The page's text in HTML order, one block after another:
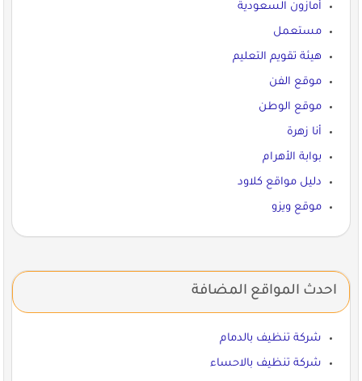
أمازون السعودية
مستعمل
هيئة تقويم التعليم
موقع الفن
موقع الوطن
أنا زهرة
بوابة الأهرام
دليل مواقع كلاود
موقع ويزو
احدث المواقع المضافة
شركة تنظيف بالدمام
شركة تنظيف بالاحساء